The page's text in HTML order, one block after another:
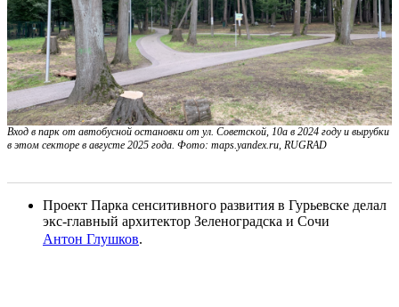
Вход в парк от автобусной остановки от ул. Советской, 10а в 2024 году и вырубки
в этом секторе в августе 2025 года. Фото: maps.yandex.ru, RUGRAD
Проект Парка сенситивного развития в Гурьевске делал
экс-главный архитектор Зеленоградска и Сочи
Антон Глушков.